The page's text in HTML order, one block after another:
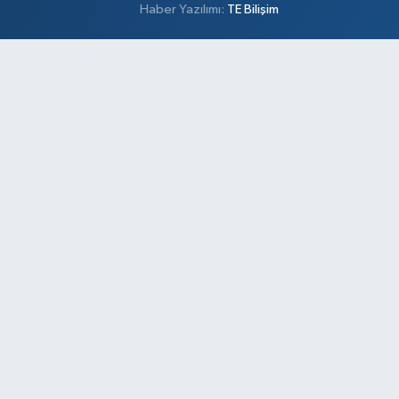
Haber Yazılımı: TE Bilişim